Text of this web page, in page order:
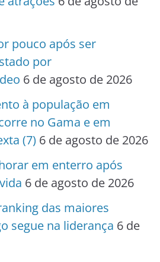
pouco após ser
por
6 de agosto de 2026
à população em
no Gama e em
(7) 6 de agosto de 2026
em enterro após
6 de agosto de 2026
das maiores
segue na liderança 6 de